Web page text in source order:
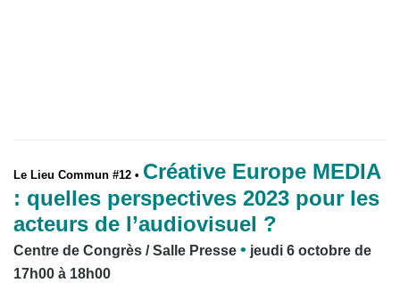
Le Lieu Commun #12 • Créative Europe MEDIA
: quelles perspectives 2023 pour les
acteurs de l’audiovisuel ?
Centre de Congrès / Salle Presse • jeudi 6 octobre de
17h00 à 18h00